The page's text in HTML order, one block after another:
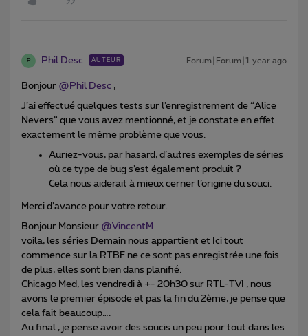
P Phil Desc AUTEUR Forum|Forum|1 year ago
Bonjour ​ @Phil Desc ,
J’ai effectué quelques tests sur l’enregistrement de “Alice
Nevers” que vous avez mentionné, et je constate en effet
exactement le même problème que vous.
Auriez-vous, par hasard, d’autres exemples de séries
où ce type de bug s’est également produit ?
Cela nous aiderait à mieux cerner l’origine du souci.
Merci d’avance pour votre retour.
Bonjour Monsieur ​ @VincentM
voila, les séries Demain nous appartient et Ici tout
commence sur la RTBF ne ce sont pas enregistrée une fois
de plus, elles sont bien dans planifié.
Chicago Med, les vendredi à +- 20h30 sur RTL-TVI , nous
avons le premier épisode et pas la fin du 2ème, je pense que
cela fait beaucoup….
Au final , je pense avoir des soucis un peu pour tout dans les